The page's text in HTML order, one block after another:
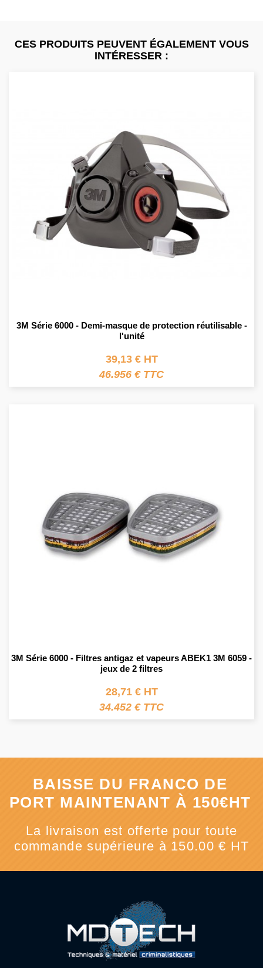
CES PRODUITS PEUVENT ÉGALEMENT VOUS
INTÉRESSER :
3M Série 6000 - Demi-masque de protection réutilisable -
l'unité
39,13 € HT
46.956 € TTC
3M Série 6000 - Filtres antigaz et vapeurs ABEK1 3M 6059 -
jeux de 2 filtres
28,71 € HT
34.452 € TTC
BAISSE DU FRANCO DE
PORT MAINTENANT À 150€HT
La livraison est offerte pour toute
commande supérieure à 150.00 € HT